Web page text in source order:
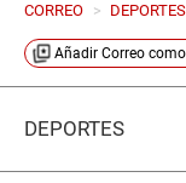
CORREO > DEPORTES
Añadir Correo
DEPORTES